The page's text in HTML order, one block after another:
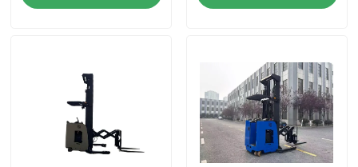
আমাদের সম্পর্কে